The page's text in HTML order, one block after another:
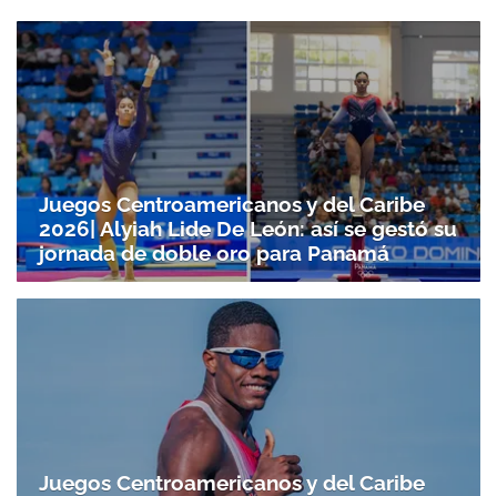
Juegos Centroamericanos y del Caribe
2026| Alyiah Lide De León: así se gestó su
jornada de doble oro para Panamá
Juegos Centroamericanos y del Caribe